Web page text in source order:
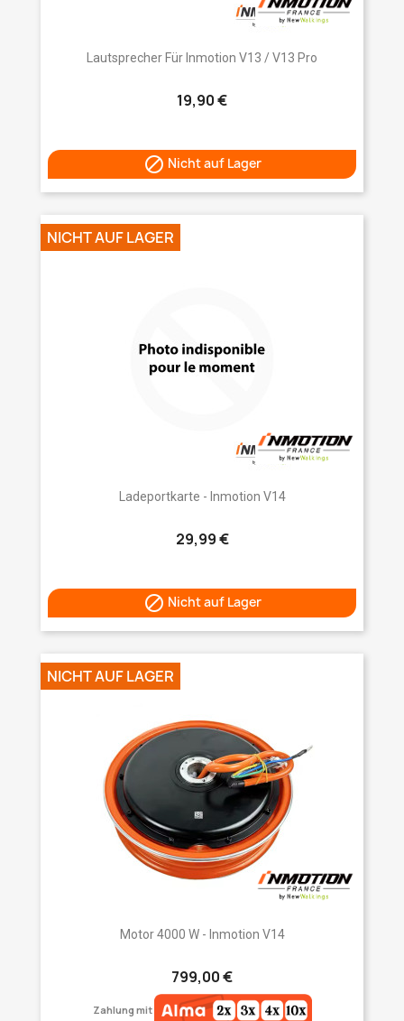
Lautsprecher Für Inmotion V13 / V13 Pro
19,90 €
 Nicht auf Lager
Ladeportkarte - Inmotion V14
29,99 €
 Nicht auf Lager
NICHT AUF LAGER
Motor 4000 W - Inmotion V14
799,00 €
Zahlung mit
NICHT AUF LAGER